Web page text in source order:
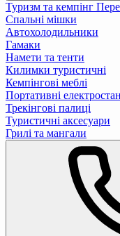
Туризм та кемпінг
Спальні мішки
Автохолодильники
Гамаки
Намети та тенти
Килимки туристичні
Кемпінгові меблі
Портативні
Трекінгові палиці
Туристичні аксесуари
Грилі та мангали